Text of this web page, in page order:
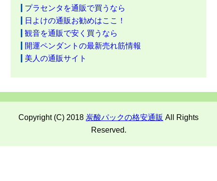
プラセンタを通販で買うなら
日よけの通販お勧めはここ！
観音を通販で安く買うなら
開運ペンダントの最新売れ筋情報
美人の通販サイト
Copyright (C) 2018 炭酸パックの格安通販 All Rights
Reserved.